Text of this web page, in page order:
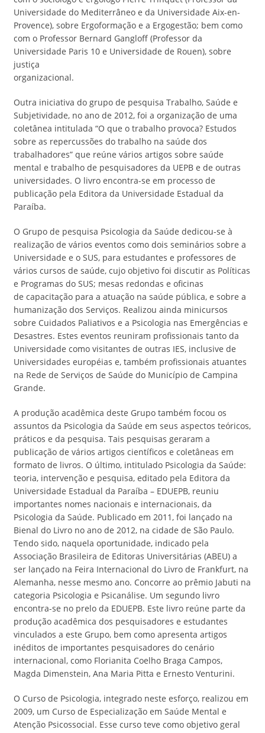
Universidade do Mediterrâneo e da Universidade Aix-en-
Provence), sobre Ergoformação e a Ergogestão; bem como
com o Professor Bernard Gangloff (Professor da
Universidade Paris 10 e Universidade de Rouen), sobre
justiça
organizacional.
Outra iniciativa do grupo de pesquisa Trabalho, Saúde e
Subjetividade, no ano de 2012, foi a organização de uma
coletânea intitulada “O que o trabalho provoca? Estudos
sobre as repercussões do trabalho na saúde dos
trabalhadores” que reúne vários artigos sobre saúde
mental e trabalho de pesquisadores da UEPB e de outras
universidades. O livro encontra-se em processo de
publicação pela Editora da Universidade Estadual da
Paraíba.
O Grupo de pesquisa Psicologia da Saúde dedicou-se à
realização de vários eventos como dois seminários sobre a
Universidade e o SUS, para estudantes e professores de
vários cursos de saúde, cujo objetivo foi discutir as Políticas
e Programas do SUS; mesas redondas e oficinas
de capacitação para a atuação na saúde pública, e sobre a
humanização dos Serviços. Realizou ainda minicursos
sobre Cuidados Paliativos e a Psicologia nas Emergências e
Desastres. Estes eventos reuniram profissionais tanto da
Universidade como visitantes de outras IES, inclusive de
Universidades européias e, também profissionais atuantes
na Rede de Serviços de Saúde do Município de Campina
Grande.
A produção acadêmica deste Grupo também focou os
assuntos da Psicologia da Saúde em seus aspectos teóricos,
práticos e da pesquisa. Tais pesquisas geraram a
publicação de vários artigos científicos e coletâneas em
formato de livros. O último, intitulado Psicologia da Saúde:
teoria, intervenção e pesquisa, editado pela Editora da
Universidade Estadual da Paraíba – EDUEPB, reuniu
importantes nomes nacionais e internacionais, da
Psicologia da Saúde. Publicado em 2011, foi lançado na
Bienal do Livro no ano de 2012, na cidade de São Paulo.
Tendo sido, naquela oportunidade, indicado pela
Associação Brasileira de Editoras Universitárias (ABEU) a
ser lançado na Feira Internacional do Livro de Frankfurt, na
Alemanha, nesse mesmo ano. Concorre ao prêmio Jabuti na
categoria Psicologia e Psicanálise. Um segundo livro
encontra-se no prelo da EDUEPB. Este livro reúne parte da
produção acadêmica dos pesquisadores e estudantes
vinculados a este Grupo, bem como apresenta artigos
inéditos de importantes pesquisadores do cenário
internacional, como Florianita Coelho Braga Campos,
Magda Dimenstein, Ana Maria Pitta e Ernesto Venturini.
O Curso de Psicologia, integrado neste esforço, realizou em
2009, um Curso de Especialização em Saúde Mental e
Atenção Psicossocial. Esse curso teve como objetivo geral